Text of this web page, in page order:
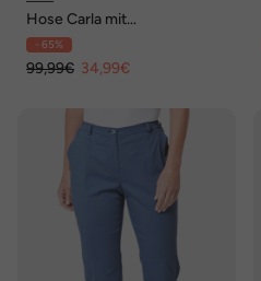
Hose Carla mit
Rippenstruktur
- 65%
99,99€ 34,99€